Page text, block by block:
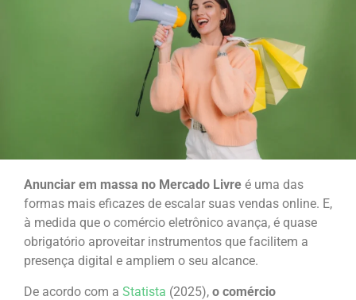
Anunciar em massa no Mercado Livre é uma das
formas mais eficazes de escalar suas vendas online. E,
à medida que o comércio eletrônico avança, é quase
obrigatório aproveitar instrumentos que facilitem a
presença digital e ampliem o seu alcance.
De acordo com a Statista (2025), o comércio